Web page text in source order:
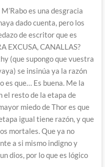
es una desgracia
dado cuenta, pero los
de escritor que es
EXCUSA, CANALLAS?
(que supongo que vuestra
se insinúa ya la razón
es que… Es buena. Me la
el resto de la etapa de
miedo de Thor es que
igual tiene razón, y que
mortales. Que ya no
a si mismo indigno y
dios, por lo que es lógico